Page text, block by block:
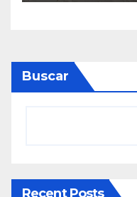
Buscar
Recent Posts